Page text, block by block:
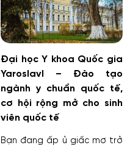
Đại học Y khoa Quốc gia
Yaroslavl – Đào tạo
ngành y chuẩn quốc tế,
cơ hội rộng mở cho sinh
viên quốc tế
Bạn đang ấp ủ giấc mơ trở